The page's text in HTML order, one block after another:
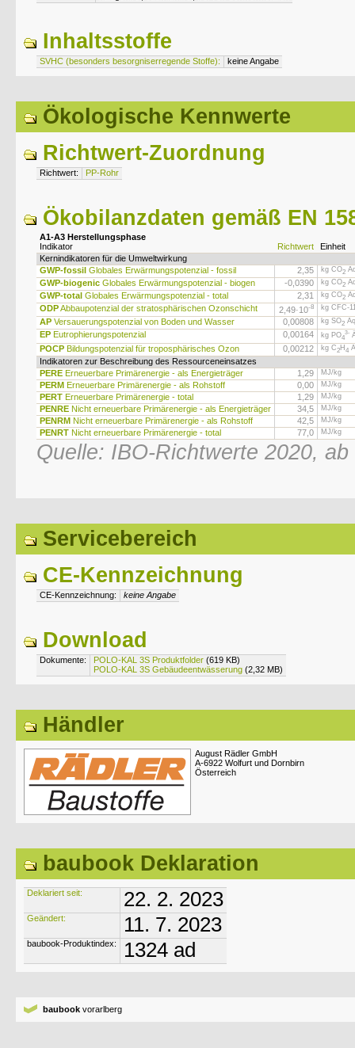
Inhaltsstoffe
SVHC (besonders besorgniserregende Stoffe): keine Angabe
Ökologische Kennwerte
Richtwert-Zuordnung
Richtwert: PP-Rohr
Ökobilanzdaten gemäß EN
A1-A3 Herstellungsphase
Indikator
Richtwert
Einheit
Kernindikatoren für die Umweltwirkung
GWP-fossil Globales Erwärmungspotenzial - fossil 2,35 kg CO2
GWP-biogenic Globales Erwärmungspotenzial - biogen -0,0390 kg CO2
GWP-total Globales Erwärmungspotenzial - total 2,31 kg CO2
ODPAbbaupotenzial der stratosphärischen Ozonschicht 2,49·10-8 kg CFC-
AP Versauerungspotenzial von Boden und Wasser 0,00808 kg SO2
EP Eutrophierungspotenzial 0,00164 kg PO4
3-
POCP Bildungspotenzial für troposphärisches Ozon 0,00212 kg C2H 4
Indikatoren zur Beschreibung des Ressourceneinsatzes
PERE Erneuerbare Primärenergie - als Energieträger 1,29 MJ/kg
PERM Erneuerbare Primärenergie - als Rohstoff 0,00 MJ/kg
PERT Erneuerbare Primärenergie - total 1,29 MJ/kg
PENRE Nicht erneuerbare Primärenergie - als Energieträger 34,5 MJ/kg
PENRM Nicht erneuerbare Primärenergie - als Rohstoff 42,5 MJ/kg
PENRT Nicht erneuerbare Primärenergie - total 77,0 MJ/kg
Quelle: IBO-Richtwerte 2020,
Servicebereich
CE-Kennzeichnung
CE-Kennzeichnung: keine Angabe
Download
Dokumente: POLO-KAL 3S Produktfolder (619 KB)
POLO-KAL 3S Gebäudeentwässerung (2,32 MB)
Händler
August Rädler GmbH
A-6922 Wolfurt und Dornbirn
Österreich
baubook Deklaration
Deklariert seit: 22. 2. 2023
Geändert: 11. 7. 2023
baubook-Produktindex: 1324 ad
baubook vorarlberg